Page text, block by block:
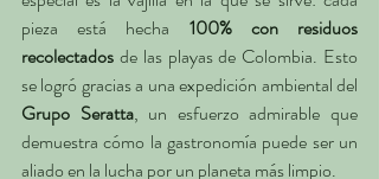
pieza está hecha 100% con residuos
recolectados de las playas de Colombia. Esto
Grupo Seratta, un esfuerzo admirable que
demuestra cómo la gastronomía puede ser un
aliado en la lucha por un planeta más limpio.